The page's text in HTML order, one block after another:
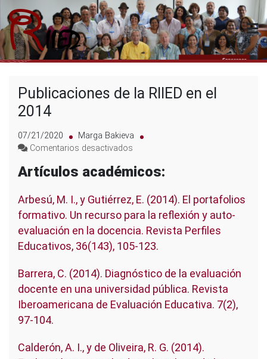
Saltar
al
contenido
Riied
Publicaciones de la RIIED en el
2014
07/21/2020
Marga Bakieva
Comentarios desactivados
de
RIIED
2014
Artículos académicos:
Arbesú, M. I., y Gutiérrez, E. (2014). El portafolios
formativo. Un recurso para la reflexión y auto-
evaluación en la docencia. Revista Perfiles
Educativos, 36(143), 105-123.
Barrera, C. (2014). Diagnóstico de la evaluación
docente en una universidad pública. Revista
Iberoamericana de Evaluación Educativa. 7(2),
97-104.
Calderón, A. I., y de Oliveira, R. G. (2014).